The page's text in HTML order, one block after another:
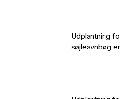
Udplantning
søjleavnbøg